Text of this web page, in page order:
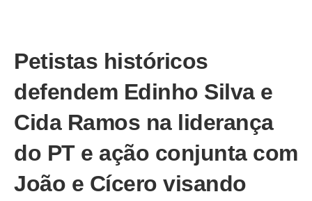
Petistas históricos
defendem Edinho Silva e
Cida Ramos na liderança
do PT e ação conjunta com
João e Cícero visando